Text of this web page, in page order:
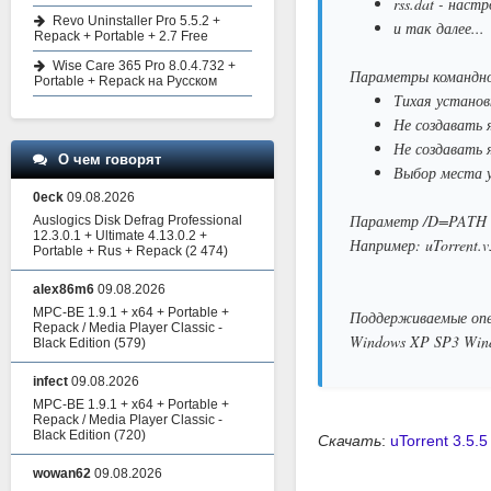
и так далее...
Параметры
Тихая
Не создавать
Не создавать
Выбор места
Параметр /D=PATH
Например:
Поддерживаемые
Windows XP SP3
Скачать: uTorrent
Revo Uninstaller Pro 5.5.2 +
Repack + Portable + 2.7 Free
Wise Care 365 Pro 8.0.4.732 +
Portable + Repack на Русском
О чем говорят
0eck 09.08.2026
Auslogics Disk Defrag Professional
12.3.0.1 + Ultimate 4.13.0.2 +
Portable + Rus + Repack (2 474)
alex86m6 09.08.2026
MPC-BE 1.9.1 + x64 + Portable +
Repack / Media Player Classic -
Black Edition (579)
infect 09.08.2026
MPC-BE 1.9.1 + x64 + Portable +
Repack / Media Player Classic -
Black Edition (720)
wowan62 09.08.2026